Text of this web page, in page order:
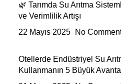
🌿 Tarımda Su Arıtma
ve Verimlilik Artışı
22 Mayıs 2025
No
Otellerde Endüstriyel Su
Kullanmanın 5 Büyük